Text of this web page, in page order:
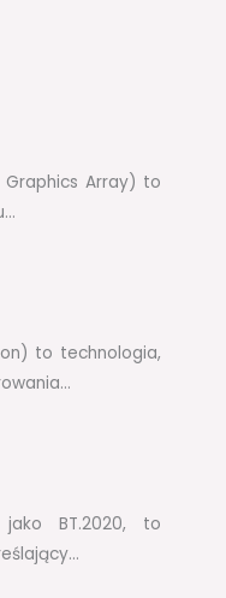
Graphics Array) to
to technologia,
BT.2020, to